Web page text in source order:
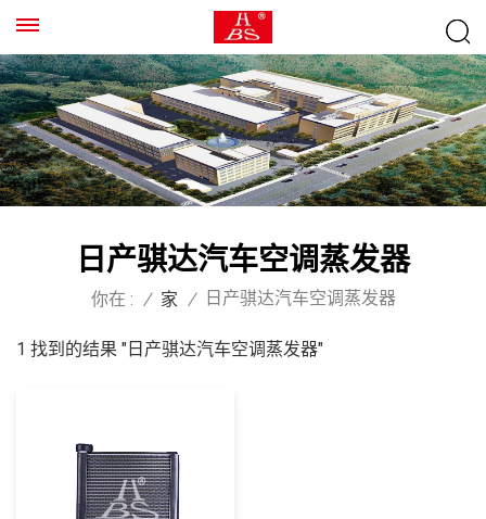
日产骐达汽车空调蒸发器
你在 : / 家 / 日产骐达汽车空调蒸发器
1 找到的结果 "日产骐达汽车空调蒸发器"